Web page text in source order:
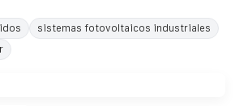
sistemas fotovoltaicos industriales